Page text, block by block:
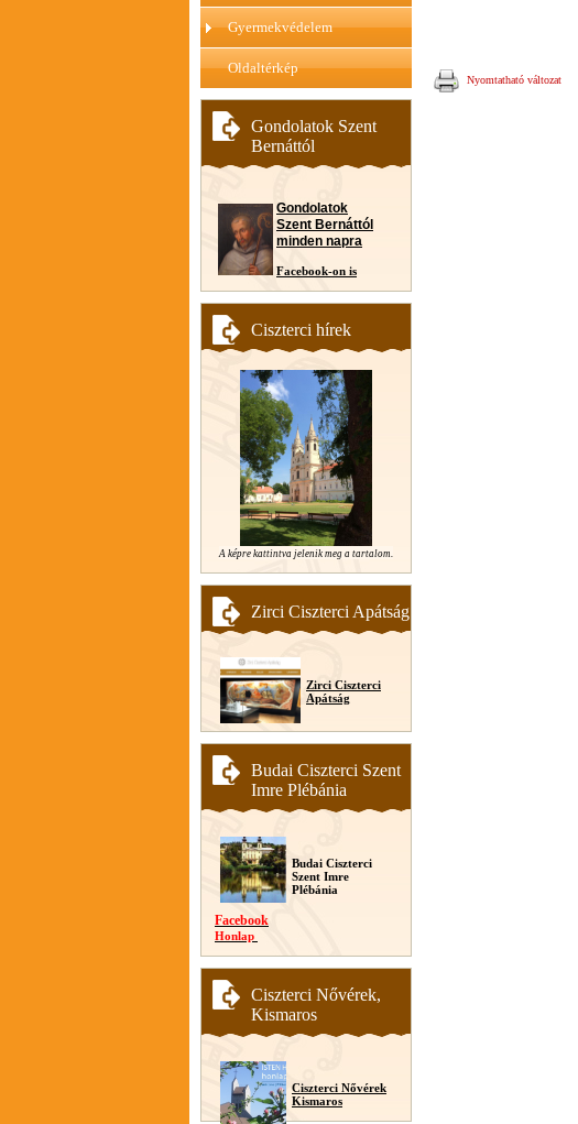
Gyermekvédelem
Oldaltérkép
Gondolatok Szent
Bernáttól
Gondolatok
Szent Bernáttól
minden napra
Facebook-on is
Ciszterci hírek
A képre kattintva jelenik meg a tartalom.
Zirci Ciszterci Apátság
Zirci Ciszterci
Apátság
Budai Ciszterci Szent
Imre Plébánia
Budai Ciszterci
Szent Imre
Plébánia
Facebook
Honlap
Ciszterci Nővérek,
Kismaros
Ciszterci Nővérek
Kismaros
Nyomtatható változat